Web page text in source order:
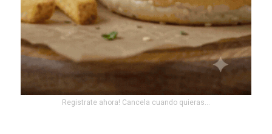
Registrate ahora! Cancela cuando quieras...